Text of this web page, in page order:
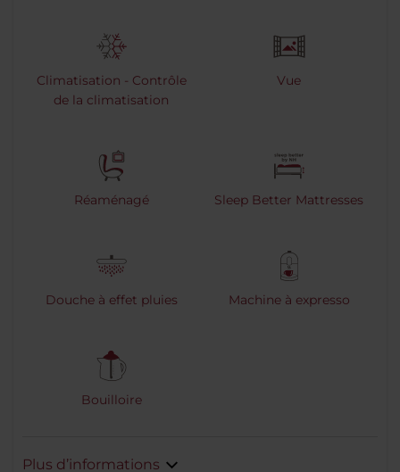
Climatisation - Contrôle
de la climatisation
Vue
Réaménagé Sleep Better Mattresses
Douche à effet pluies Machine à expresso
Bouilloire
Plus d’informations